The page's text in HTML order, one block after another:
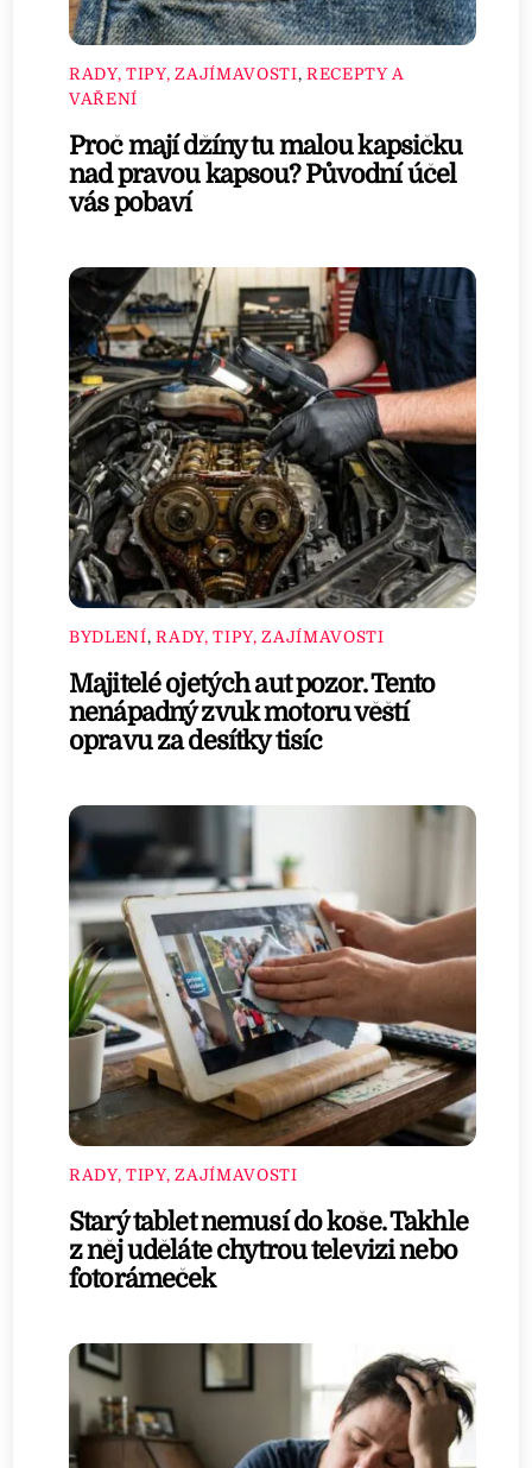
RADY, TIPY, ZAJÍMAVOSTI, RECEPTY A
VAŘENÍ
Proč mají džíny tu malou kapsičku
nad pravou kapsou? Původní účel
vás pobaví
BYDLENÍ,RADY, TIPY, ZAJÍMAVOSTI
Majitelé ojetých aut pozor. Tento
nenápadný zvuk motoru věští
opravu za desítky tisíc
RADY, TIPY, ZAJÍMAVOSTI
Starý tablet nemusí do koše. Takhle
z něj uděláte chytrou televizi nebo
fotorámeček